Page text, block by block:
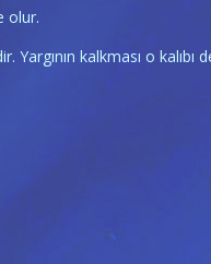
olur.
kalkması o